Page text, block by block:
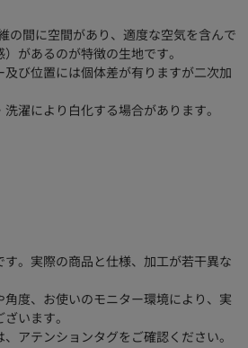
の間に空間があり、適度な空気を含んで
があるのが特徴の生地です。
び位置には個体差が有りますが二次加
濯により白化する場合があります。
。実際の商品と仕様、加工が若干異な
度、お使いのモニター環境により、実
います。
アテンションタグをご確認ください。